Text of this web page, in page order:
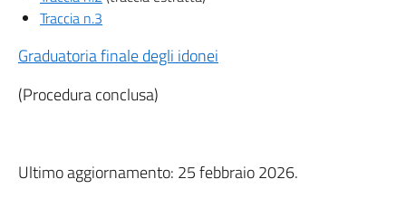
Traccia n.3
Graduatoria finale degli idonei
(Procedura conclusa)
Ultimo aggiornamento: 25 febbraio 2026.